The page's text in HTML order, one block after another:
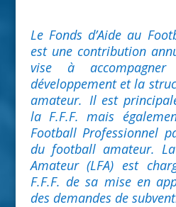
Le Fonds d’Aide au
est une contribution
vise à accompagner
développement et la
amateur. Il est
la F.F.F. mais
Football Professionnel
du football amateur.
Amateur (LFA) est
F.F.F. de sa mise en
des demandes de